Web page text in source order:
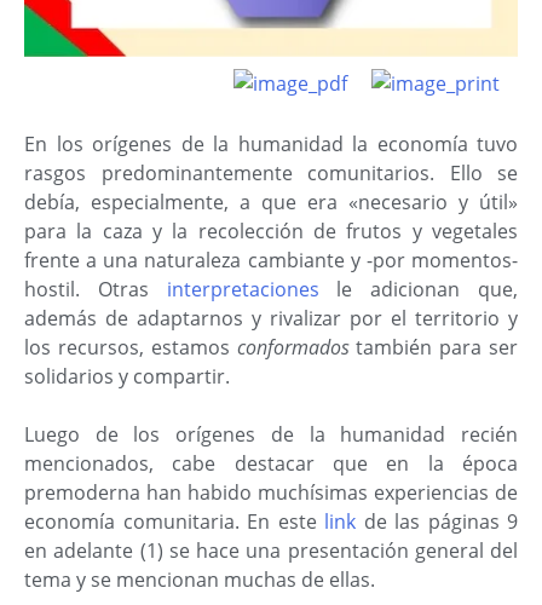
En los orígenes de la humanidad la economía tuvo
rasgos predominantemente comunitarios. Ello se
debía, especialmente, a que era «necesario y útil»
para la caza y la recolección de frutos y vegetales
frente a una naturaleza cambiante y -por momentos-
hostil. Otras interpretaciones le adicionan que,
además de adaptarnos y rivalizar por el territorio y
los recursos, estamos conformadostambién para ser
solidarios y compartir.
Luego de los orígenes de la humanidad recién
mencionados, cabe destacar que en la época
premoderna han habido muchísimas experiencias de
economía comunitaria. En este link de las páginas 9
en adelante (1) se hace una presentación general del
tema y se mencionan muchas de ellas.